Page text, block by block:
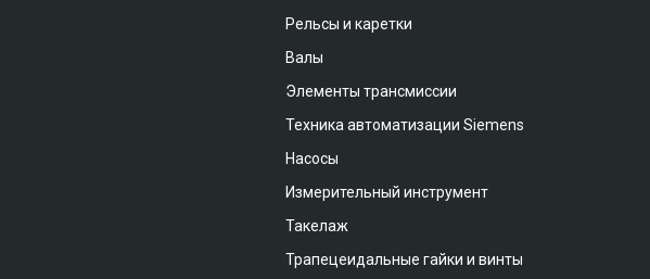
Рельсы и каретки
Валы
Элементы трансмиссии
Техника автоматизации Siemens
Насосы
Измерительный инструмент
Такелаж
Трапецеидальные гайки и винты